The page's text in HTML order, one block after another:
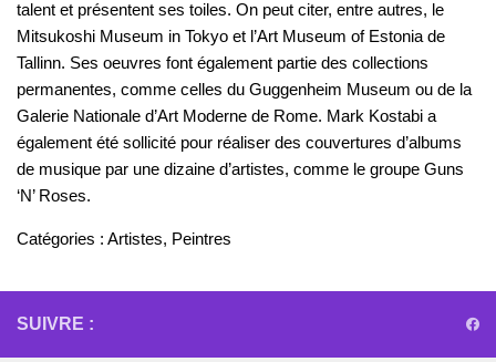
talent et présentent ses toiles. On peut citer, entre autres, le
Mitsukoshi Museum in Tokyo et l’Art Museum of Estonia de
Tallinn. Ses oeuvres font également partie des collections
permanentes, comme celles du Guggenheim Museum ou de la
Galerie Nationale d’Art Moderne de Rome. Mark Kostabi a
également été sollicité pour réaliser des couvertures d’albums
de musique par une dizaine d’artistes, comme le groupe Guns
‘N’ Roses.
Catégories : Artistes, Peintres
SUIVRE :